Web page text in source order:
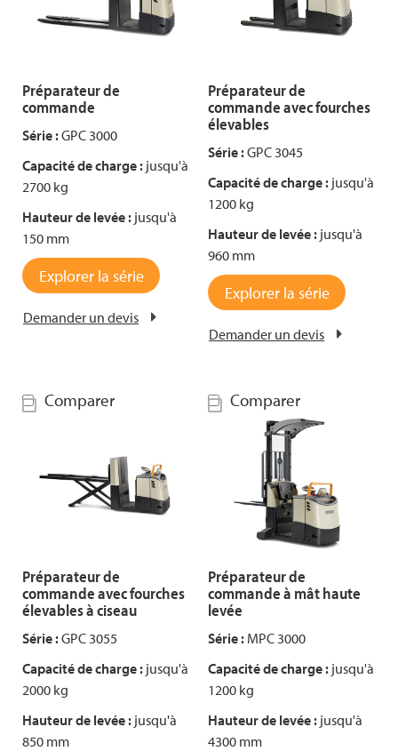
Préparateur de
commande
Série :GPC 3000
Capacité de charge : jusqu'à
2700 kg
Hauteur de levée : jusqu'à
150 mm
Explorer la série
Demander un devis
Préparateur de
commande avec fourches
élevables
Série :GPC 3045
Capacité de charge : jusqu'à
1200 kg
Hauteur de levée : jusqu'à
960 mm
Explorer la série
Demander un devis
Comparer
Préparateur de
commande avec fourches
élevables à ciseau
Série :GPC 3055
Capacité de charge : jusqu'à
2000 kg
Hauteur de levée : jusqu'à
850 mm
Comparer
Préparateur de
commande à mât haute
levée
Série : MPC 3000
Capacité de charge : jusqu'à
1200 kg
Hauteur de levée : jusqu'à
4300 mm